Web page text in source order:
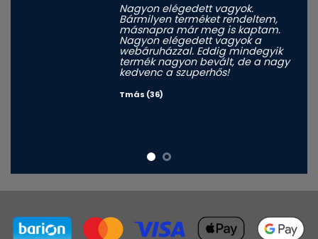
Nagyon elégedett vagyok.
Bármilyen terméket rendeltem,
másnapra már meg is kaptam.
Nagyon elégedett vagyok a
webáruházzal. Eddig mindegyik
termék nagyon bevált, de a nagy
kedvenc a szuperhős!
Tmás (36)